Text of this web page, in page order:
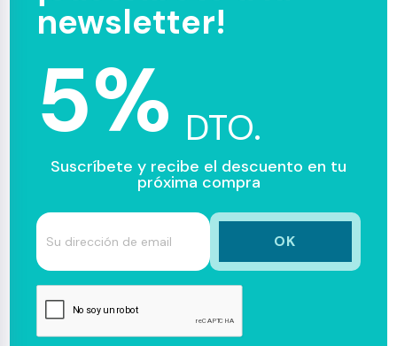
newsletter!
5% DTO.
Suscríbete y recibe el descuento en tu
próxima compra